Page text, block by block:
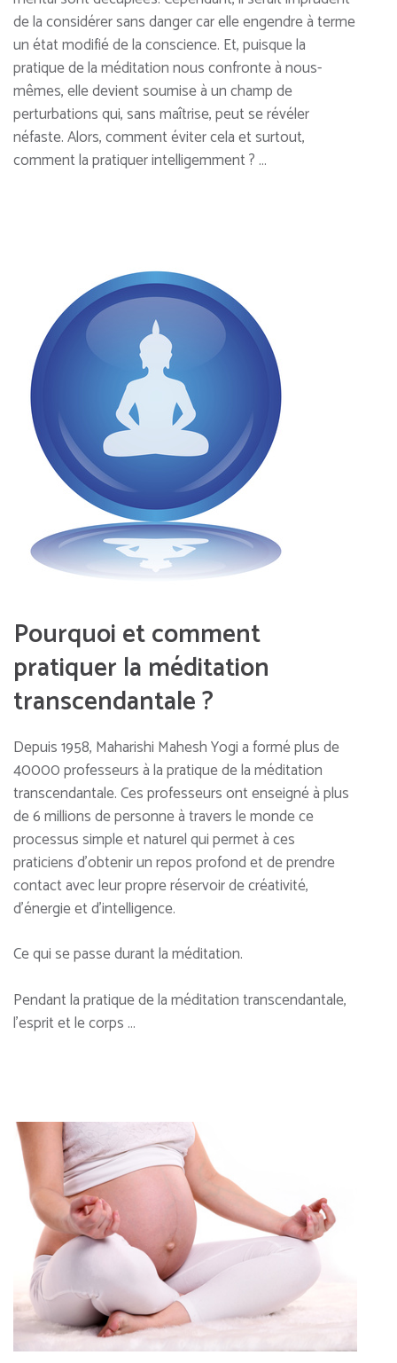
de la considérer sans danger car elle engendre à terme
un état modifié de la conscience. Et, puisque la
pratique de la méditation nous confronte à nous-
mêmes, elle devient soumise à un champ de
perturbations qui, sans maîtrise, peut se révéler
néfaste. Alors, comment éviter cela et surtout,
comment la pratiquer intelligemment ? …
Pourquoi et comment
pratiquer la méditation
transcendantale ?
Depuis 1958, Maharishi Mahesh Yogi a formé plus de
40000 professeurs à la pratique de la méditation
transcendantale. Ces professeurs ont enseigné à plus
de 6 millions de personne à travers le monde ce
processus simple et naturel qui permet à ces
praticiens d’obtenir un repos profond et de prendre
contact avec leur propre réservoir de créativité,
d’énergie et d’intelligence.
Ce qui se passe durant la méditation.
Pendant la pratique de la méditation transcendantale,
l’esprit et le corps …